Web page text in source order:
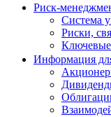
Риск-
Система
Риски,
Информация